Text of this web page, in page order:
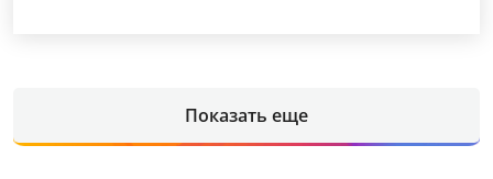
Показать еще